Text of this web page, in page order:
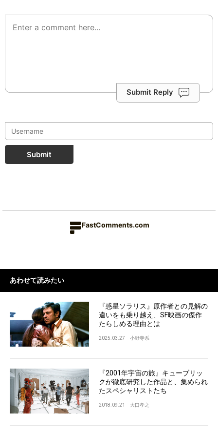
Submit Reply
Submit
FastComments.com
あわせて読みたい
『惑星ソラリス』原作者との見解の
違いをも乗り越え、SF映画の傑作
たらしめる理由とは
2025.03.27 小野寺系
『2001年宇宙の旅』キューブリッ
クが徹底研究した作品と、集められ
たスペシャリストたち
2018.09.21 大口孝之